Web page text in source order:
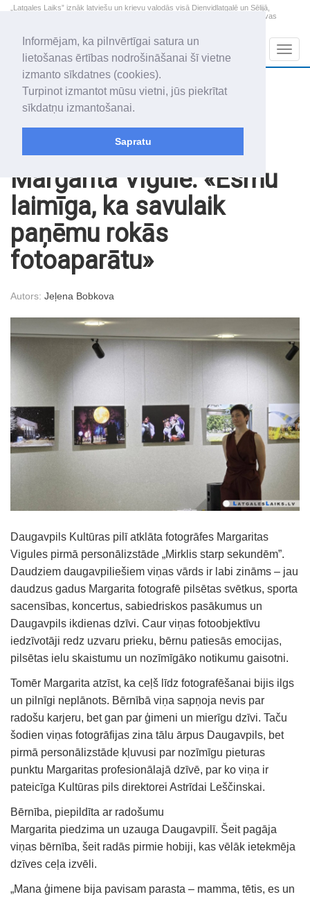
Informējam, ka pilnvērtīgai satura un
lietošanas ērtības nodrošināšanai šī vietne
izmanto sīkdatnes (cookies).
Turpinot izmantot mūsu vietni, jūs piekrītat
sīkdatņu izmantošanai.
Sapratu
„Latgales Laiks” iznāk latviešu un krievu valodās visā Dienvidlatgalē un Sēlijā,
„Latgales Laiks” latviešu valodā aptver Daugavpils valstspilsētu, Augšdaugavas
2026. gada 7. augusts
Piektdiena
Alfrēds, Fredis, Madars
+17.3
Margarita Vigule: «Esmu
laimīga, ka savulaik
paņēmu rokās
fotoaparātu»
Autors: Jeļena Bobkova
Daugavpils Kultūras pilī atklāta fotogrāfes Margaritas
Vigules pirmā personālizstāde „Mirklis starp sekundēm”.
Daudziem daugavpiliešiem viņas vārds ir labi zināms – jau
daudzus gadus Margarita fotografē pilsētas svētkus, sporta
sacensības, koncertus, sabiedriskos pasākumus un
Daugavpils ikdienas dzīvi. Caur viņas fotoobjektīvu
iedzīvotāji redz uzvaru prieku, bērnu patiesās emocijas,
pilsētas ielu skaistumu un nozīmīgāko notikumu gaisotni.
Tomēr Margarita atzīst, ka ceļš līdz fotografēšanai bijis ilgs
un pilnīgi neplānots. Bērnībā viņa sapņoja nevis par
radošu karjeru, bet gan par ģimeni un mierīgu dzīvi. Taču
šodien viņas fotogrāfijas zina tālu ārpus Daugavpils, bet
pirmā personālizstāde kļuvusi par nozīmīgu pieturas
punktu Margaritas profesionālajā dzīvē, par ko viņa ir
pateicīga Kultūras pils direktorei Astrīdai Leščinskai.
Bērnība, piepildīta ar radošumu
Margarita piedzima un uzauga Daugavpilī. Šeit pagāja
viņas bērnība, šeit radās pirmie hobiji, kas vēlāk ietekmēja
dzīves ceļa izvēli.
„Mana ģimene bija pavisam parasta – mamma, tētis, es un